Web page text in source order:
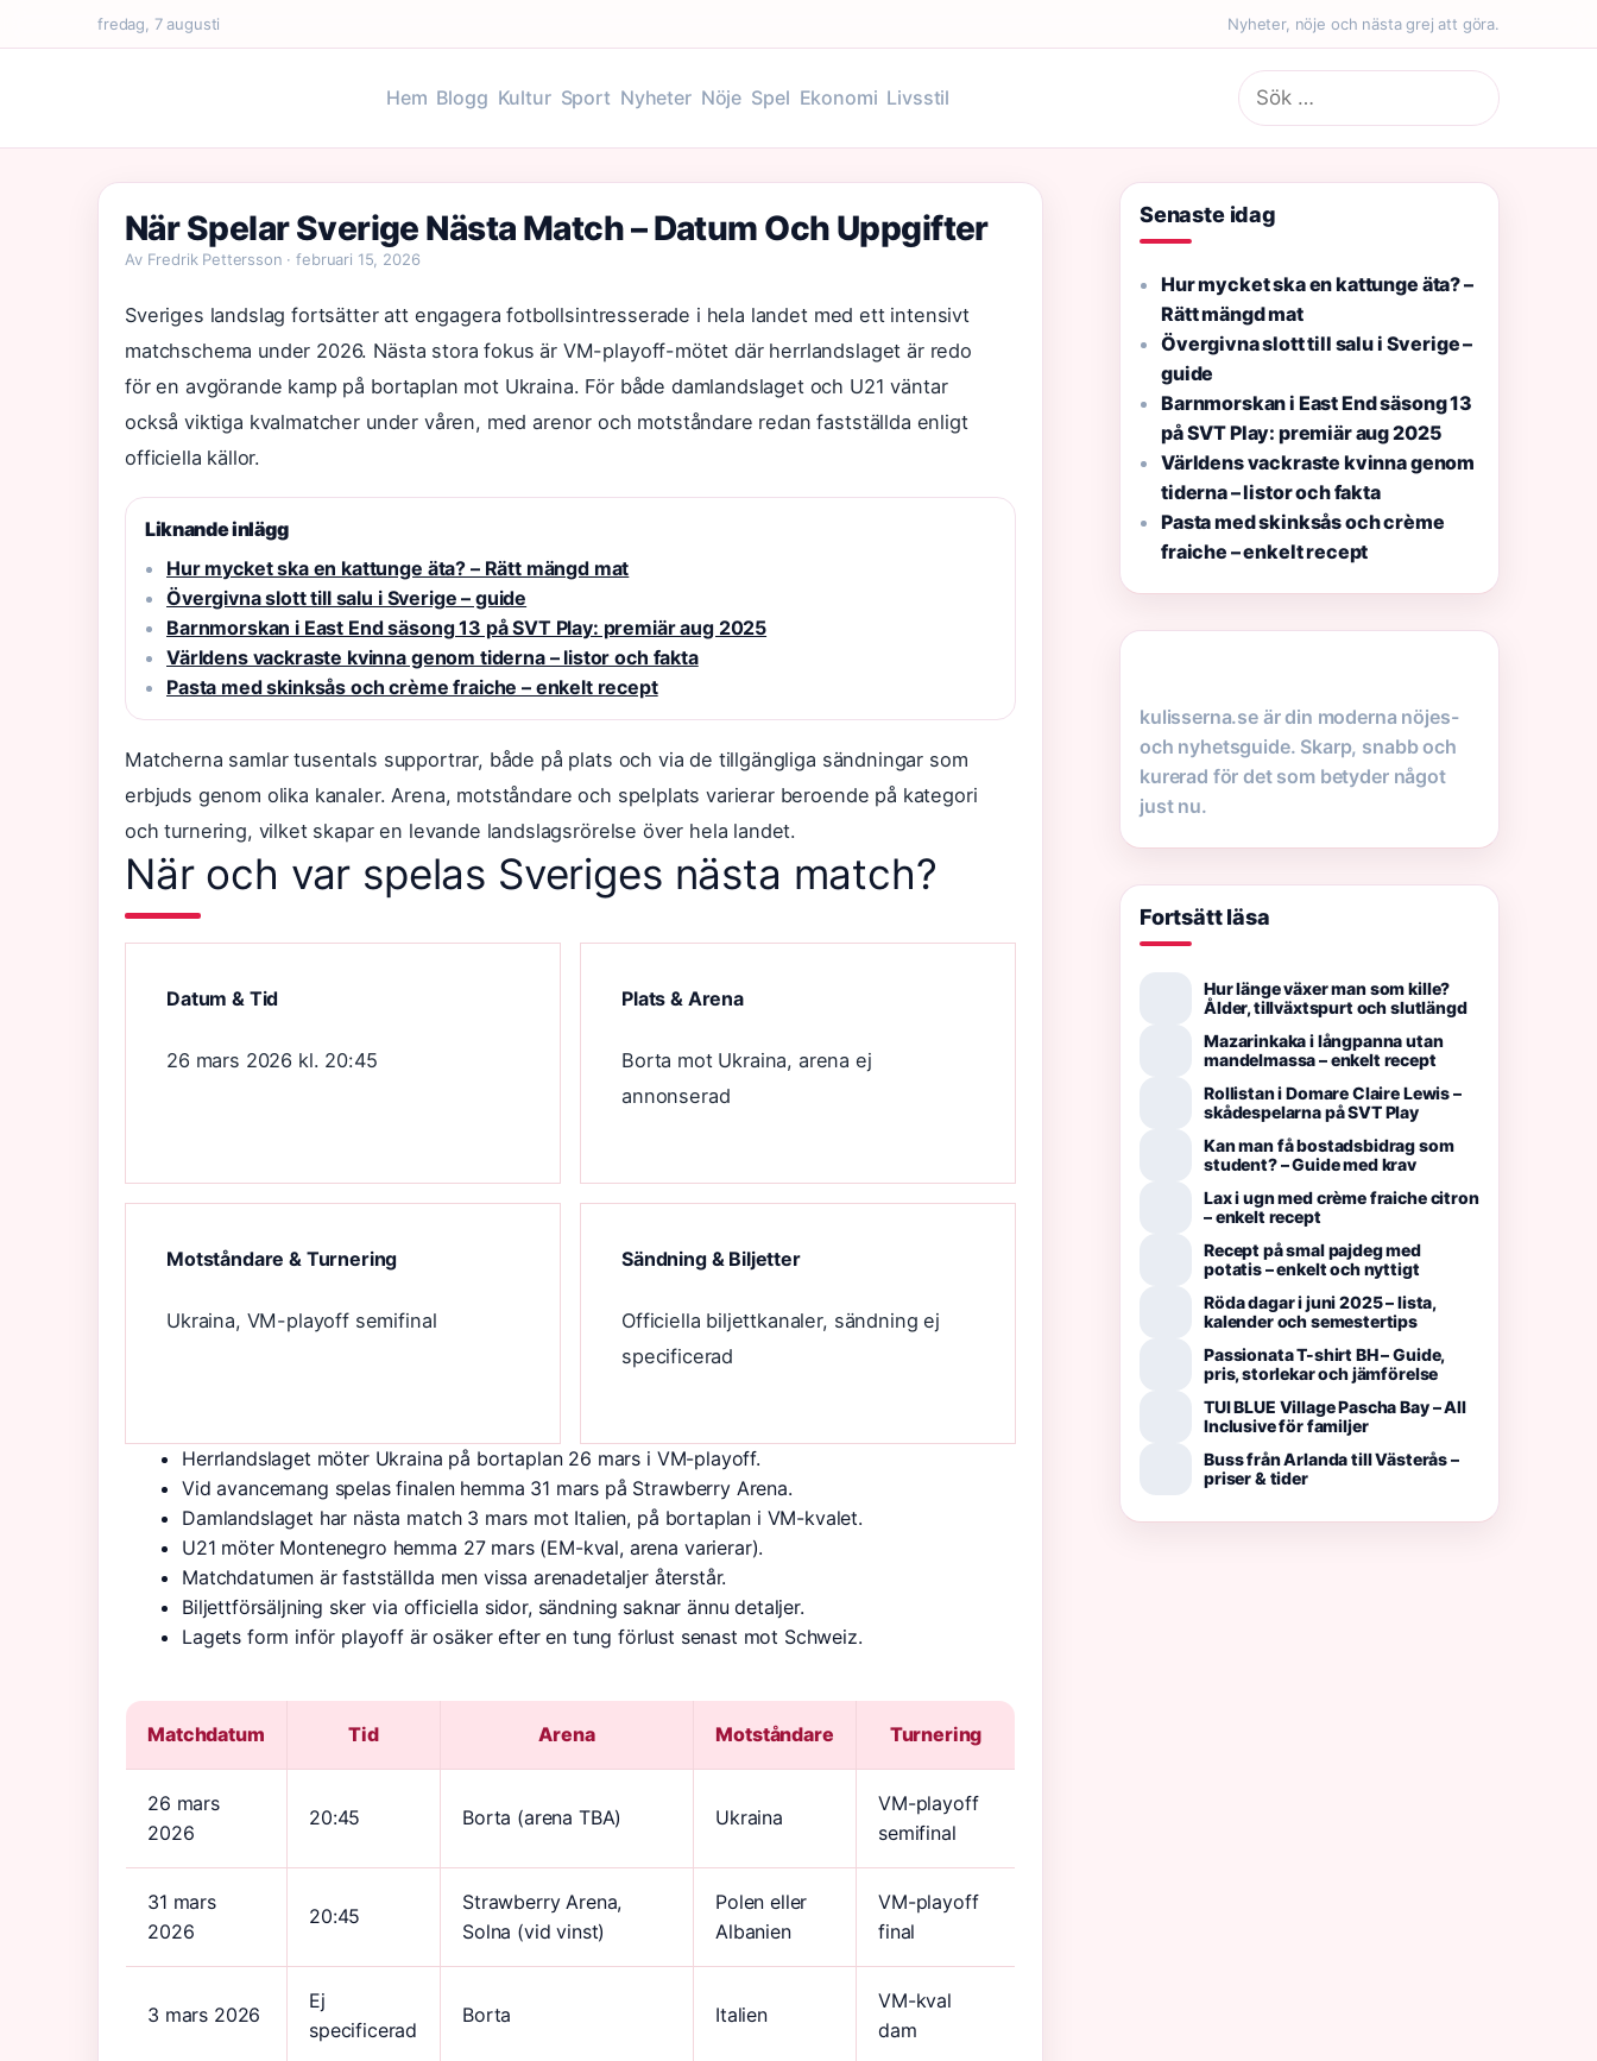
fredag, 7 augusti Nyheter, nöje och nästa grej att göra.
Hem Blogg Kultur Sport Nyheter Nöje Spel Ekonomi Livsstil
Sök
efter:
När Spelar Sverige Nästa Match – Datum Och Uppgifter
Av Fredrik Pettersson · februari 15, 2026
Sveriges landslag fortsätter att engagera fotbollsintresserade i hela landet med ett intensivt
matchschema under 2026. Nästa stora fokus är VM-playoff-mötet där herrlandslaget är redo
för en avgörande kamp på bortaplan mot Ukraina. För både damlandslaget och U21 väntar
också viktiga kvalmatcher under våren, med arenor och motståndare redan fastställda enligt
officiella källor.
Liknande inlägg
Hur mycket ska en kattunge äta? – Rätt mängd mat
Övergivna slott till salu i Sverige – guide
Barnmorskan i East End säsong 13 på SVT Play: premiär aug 2025
Världens vackraste kvinna genom tiderna – listor och fakta
Pasta med skinksås och crème fraiche – enkelt recept
Matcherna samlar tusentals supportrar, både på plats och via de tillgängliga sändningar som
erbjuds genom olika kanaler. Arena, motståndare och spelplats varierar beroende på kategori
och turnering, vilket skapar en levande landslagsrörelse över hela landet.
När och var spelas Sveriges nästa match?
Datum & Tid
26 mars 2026 kl. 20:45
Plats & Arena
Borta mot Ukraina, arena ej
annonserad
Motståndare & Turnering
Ukraina, VM-playoff semifinal
Sändning & Biljetter
Officiella biljettkanaler, sändning ej
specificerad
Herrlandslaget möter Ukraina på bortaplan 26 mars i VM-playoff.
Vid avancemang spelas finalen hemma 31 mars på Strawberry Arena.
Damlandslaget har nästa match 3 mars mot Italien, på bortaplan i VM-kvalet.
U21 möter Montenegro hemma 27 mars (EM-kval, arena varierar).
Matchdatumen är fastställda men vissa arenadetaljer återstår.
Biljettförsäljning sker via officiella sidor, sändning saknar ännu detaljer.
Lagets form inför playoff är osäker efter en tung förlust senast mot Schweiz.
Matchdatum Tid Arena Motståndare Turnering
26 mars
2026
20:45 Borta (arena TBA) Ukraina
VM-playoff
semifinal
31 mars
2026
20:45
Strawberry Arena,
Solna (vid vinst)
Polen eller
Albanien
VM-playoff
final
3 mars 2026
Ej
specificerad
Borta Italien
VM-kval
dam
Senaste idag
Hur mycket ska en kattunge äta? –
Rätt mängd mat
Övergivna slott till salu i Sverige –
guide
Barnmorskan i East End säsong 13
på SVT Play: premiär aug 2025
Världens vackraste kvinna genom
tiderna – listor och fakta
Pasta med skinksås och crème
fraiche – enkelt recept
kulisserna.se är din moderna nöjes-
och nyhetsguide. Skarp, snabb och
kurerad för det som betyder något
just nu.
Fortsätt läsa
Hur länge växer man som kille?
Ålder, tillväxtspurt och slutlängd
Mazarinkaka i långpanna utan
mandelmassa – enkelt recept
Rollistan i Domare Claire Lewis –
skådespelarna på SVT Play
Kan man få bostadsbidrag som
student? – Guide med krav
Lax i ugn med crème fraiche citron
– enkelt recept
Recept på smal pajdeg med
potatis – enkelt och nyttigt
Röda dagar i juni 2025 – lista,
kalender och semestertips
Passionata T-shirt BH – Guide,
pris, storlekar och jämförelse
TUI BLUE Village Pascha Bay – All
Inclusive för familjer
Buss från Arlanda till Västerås –
priser & tider